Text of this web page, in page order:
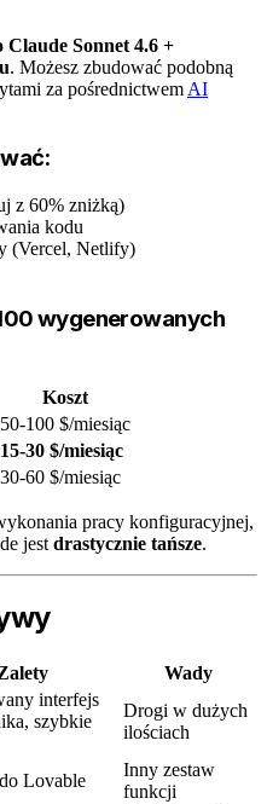
Claude Sonnet 4.6 +
. Możesz zbudować podobną
za pośrednictwem AI
z 60% zniżką)
kodu
(Vercel, Netlify)
wygenerowanych
Koszt
50-100 $/miesiąc
15-30 $/miesiąc
30-60 $/miesiąc
pracy konfiguracyjnej,
jest drastycznie tańsze.
Wady
interfejs
szybkie
Drogi w dużych
ilościach
Lovable
Inny zestaw
funkcji